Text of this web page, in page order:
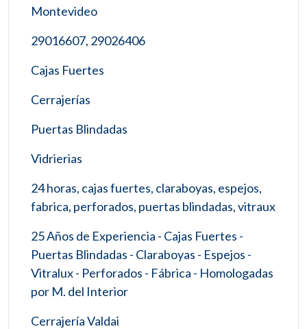
Montevideo
29016607, 29026406
Cajas Fuertes
Cerrajerías
Puertas Blindadas
Vidrierias
24 horas, cajas fuertes, claraboyas, espejos,
fabrica, perforados, puertas blindadas, vitraux
25 Años de Experiencia - Cajas Fuertes -
Puertas Blindadas - Claraboyas - Espejos -
Vitralux - Perforados - Fábrica - Homologadas
por M. del Interior
Cerrajería Valdai